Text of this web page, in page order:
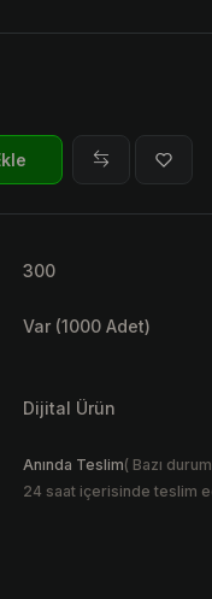
300
Var (1000 Adet)
Dijital Ürün
Anında Teslim( Bazı
24 saat içerisinde teslim